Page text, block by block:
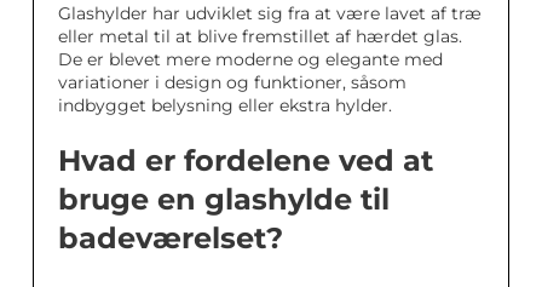
Glashylder har udviklet sig fra at være lavet af træ
eller metal til at blive fremstillet af hærdet glas.
De er blevet mere moderne og elegante med
variationer i design og funktioner, såsom
indbygget belysning eller ekstra hylder.
Hvad er fordelene ved at
bruge en glashylde til
badeværelset?